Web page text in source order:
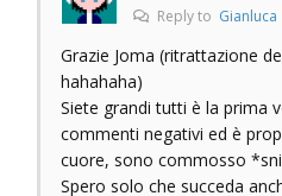
Reply to Gianluca
Grazie Joma (ritrattazione
hahahaha)
Siete grandi tutti è la prima
commenti negativi ed è
cuore, sono commosso
Spero solo che succeda